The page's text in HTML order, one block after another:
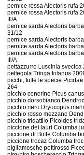
pernice rossa Alectoris rufa
pernice rossa Alectoris rufa
III/A
pernice sarda Alectoris
31/12
pernice sarda Alectoris
pernice sarda Alectoris
pernice sarda Alectoris
III/A
pettazzurro Luscinia svecica
pettegola Tringa totanus
picchi, tutte le specie Picidae
264
picchio cenerino Picus canus
picchio dorsobianco
picchio nero Dryocopus
picchio rosso mezzano
picchio tridattilo Picoides
piccione dei lauri Columba
piccione di Bolle Columba
piccione trocaz Columba
pigliamosche pettirosso